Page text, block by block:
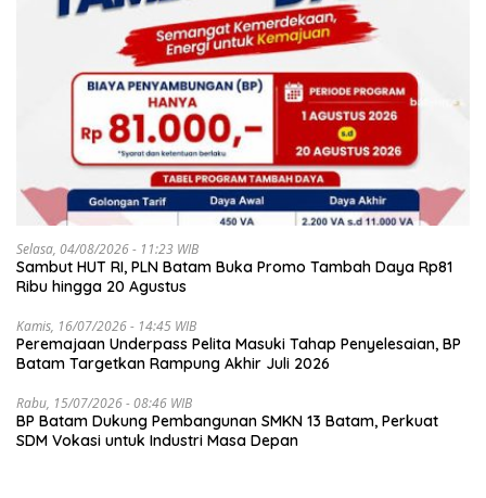
Selasa, 04/08/2026 - 11:23 WIB
Sambut HUT RI, PLN Batam Buka Promo Tambah Daya Rp81
Ribu hingga 20 Agustus
Kamis, 16/07/2026 - 14:45 WIB
Peremajaan Underpass Pelita Masuki Tahap Penyelesaian, BP
Batam Targetkan Rampung Akhir Juli 2026
Rabu, 15/07/2026 - 08:46 WIB
BP Batam Dukung Pembangunan SMKN 13 Batam, Perkuat
SDM Vokasi untuk Industri Masa Depan